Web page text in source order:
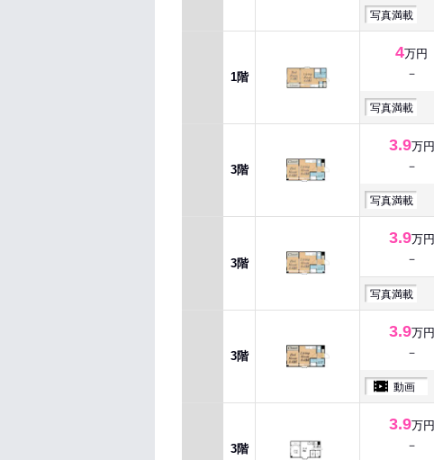
写真満載
1階
4万円
－
写真満載
3階
3.9万円
－
写真満載
3階
3.9万円
－
写真満載
3階
3.9万円
－
動画
3階
3.9万円
－